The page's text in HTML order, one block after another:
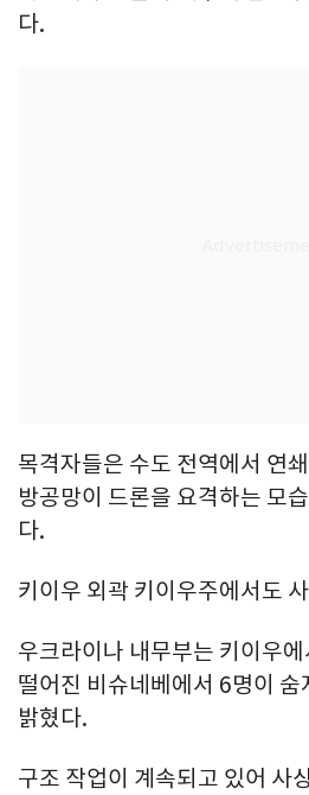
다.
목격자들은 수도 전역에서 연
방공망이 드론을 요격하는 모
다.
키이우 외곽 키이우주에서도
우크라이나 내무부는 키이우
떨어진 비슈네베에서 6명이
밝혔다.
구조 작업이 계속되고 있어 사